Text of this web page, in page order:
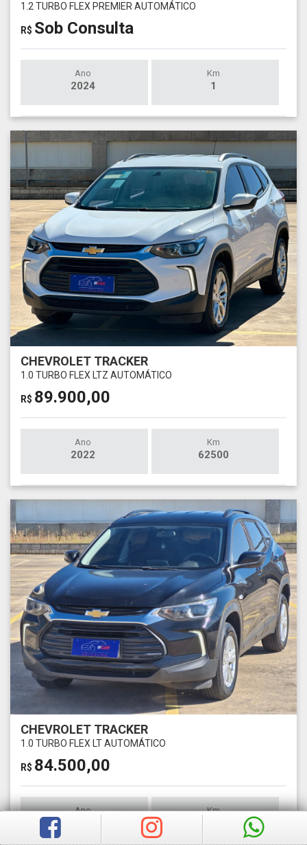
1.2 TURBO FLEX PREMIER AUTOMÁTICO
R$ Sob Consulta
Ano
2024
Km
1
CHEVROLET TRACKER
1.0 TURBO FLEX LTZ AUTOMÁTICO
R$ 89.900,00
Ano
2022
Km
62500
CHEVROLET TRACKER
1.0 TURBO FLEX LT AUTOMÁTICO
R$ 84.500,00
Ano Km